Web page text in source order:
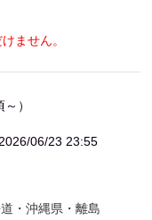
ません。
）
06/23 23:55
・沖縄県・離島